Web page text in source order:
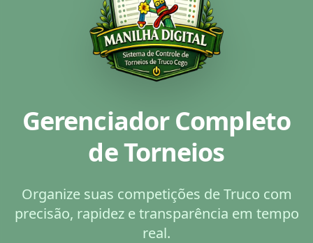
Gerenciador Completo
de Torneios
Organize suas competições de Truco com
precisão, rapidez e transparência em tempo
real.